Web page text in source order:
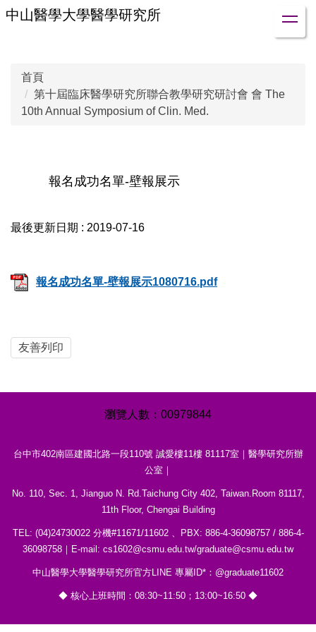
跳
中山醫學大學醫學研究所
首頁
第十屆臨床醫學研究所聯合教學研究研討會 會 The
10th Annual Symposium of Clin. Med.
報名成功名單-壁報展示
最後更新日期 : 2019-07-16
報名成功名單-壁報展示1080716.pdf
友善列印
00979844
台中市402南區建國北路一段110號 誠愛樓11樓 81117室｜醫學研究所辦
公室｜
No. 110, Sec. 1, Jianguo N. Rd.Taichung City 402, Taiwan.Room 81117,
11th Floor, Chengai Building
TEL: (04)24730022 分機#11671/11602 、PBX: 886-4-36098757 / 886-4-
36098758｜E-mail: cs1602@csmu.edu.tw/graduate@csmu.edu.tw
中山醫學大學醫學研究所官方LINE 專屬ID*：@graduate11602
◆ 核心上班時間：08:30~11:50；13:00~16:50 ◆